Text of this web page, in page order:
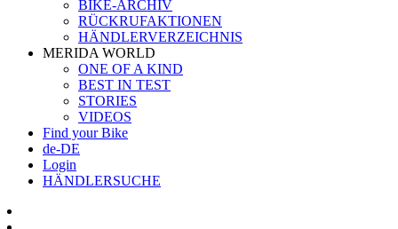
BIKE-ARCHIV
RÜCKRUFAKTIONEN
HÄNDLERVERZEICHNIS
MERIDA WORLD
ONE OF A KIND
BEST IN TEST
STORIES
VIDEOS
Find your Bike
de-DE
Login
HÄNDLERSUCHE